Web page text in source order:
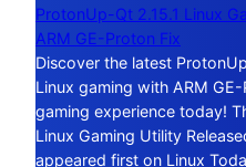
ProtonUp-Qt 2.15.1 Linux
ARM GE-Proton Fix
Discover the latest
Linux gaming with ARM
gaming experience today!
Linux Gaming Utility
appeared first on Linux